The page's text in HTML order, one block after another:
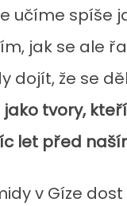
učíme spíše
jak se ale
dojít, že se
tvory,
let před
v Gíze